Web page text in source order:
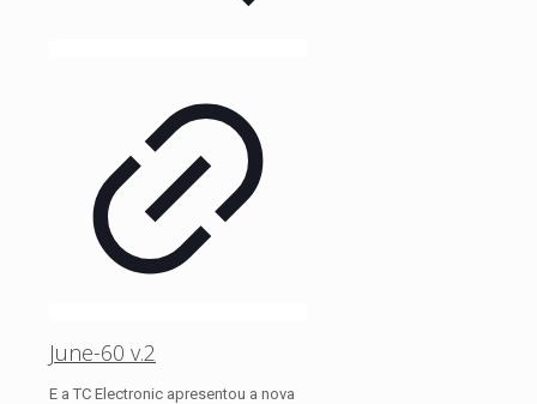
June-60 v.2
E a TC Electronic apresentou a nova